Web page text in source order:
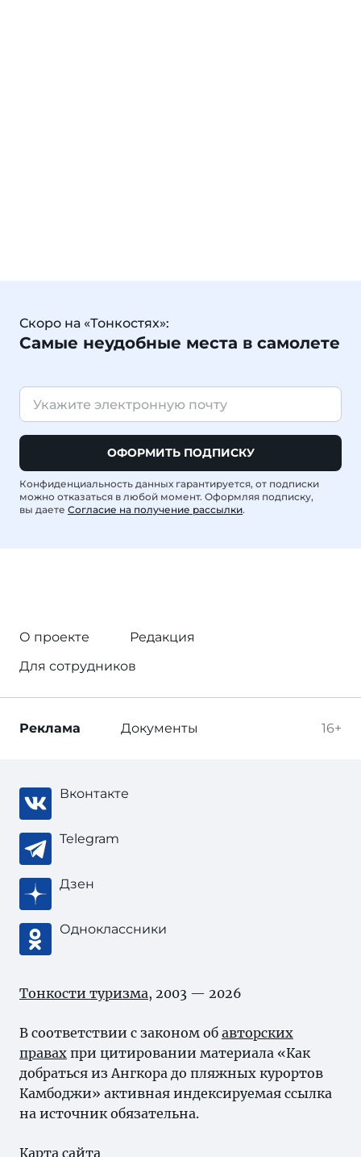
Скоро на «Тонкостях»:
Самые неудобные места в самолете
ОФОРМИТЬ ПОДПИСКУ
Конфиденциальность данных гарантируется, от подписки
можно отказаться в любой момент. Оформляя подписку,
вы даете Согласие на получение рассылки.
О проекте
Редакция
Для сотрудников
16+
Реклама Документы
Вконтакте
Telegram
Дзен
Одноклассники
Тонкости туризма, 2003 — 2026
В соответствии с законом об авторских
правах при цитировании материала «Как
добраться из Ангкора до пляжных курортов
Камбоджи» активная индексируемая ссылка
на источник обязательна.
Карта сайта